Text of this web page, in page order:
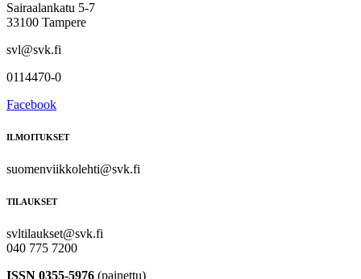
Sairaalankatu 5-7
33100 Tampere
svl@svk.fi
0114470-0
Facebook
ILMOITUKSET
suomenviikkolehti@svk.fi
TILAUKSET
svltilaukset@svk.fi
040 775 7200
ISSN 0355-5976 (painettu)